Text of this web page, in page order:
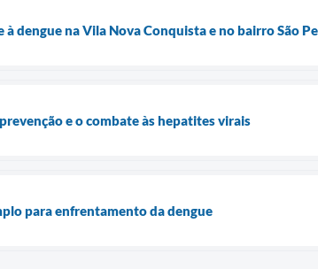
dengue na Vila Nova Conquista e no bairro São
e o combate às hepatites virais
para enfrentamento da dengue